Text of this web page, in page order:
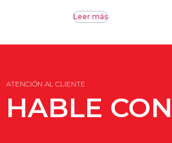
Leer más
ATENCIÓN AL CLIENTE
HABLE